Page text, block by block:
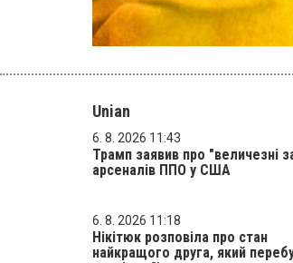
Unian
6. 8. 2026 11:43
Трамп заявив про "величезні
арсеналів ППО у США
6. 8. 2026 11:18
Нікітюк розповіла про стан
найкращого друга, який